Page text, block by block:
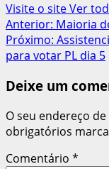
Visite o siteVer
Navegação
de
artigos
Anterior: Maioria
Próximo:
para votar PL dia 5
Deixe um
O seu endereço
obrigatórios
Comentário *